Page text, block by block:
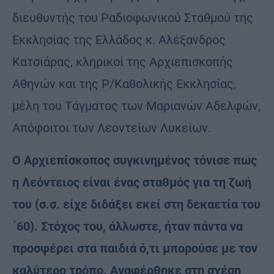
διευθυντής του Ραδιοφωνικού Σταθμού της
Εκκλησίας της Ελλάδος κ. Αλέξανδρος
Κατσιάρας, κληρικοί της Αρχιεπισκοπής
Αθηνών και της Ρ/Καθολικής Εκκλησίας,
μέλη του Τάγματος των Μαριανών Αδελφών,
Απόφοιτοι των Λεοντείων Λυκείων.
Ο Αρχιεπίσκοπος συγκινημένος τόνισε πως
η Λεόντειος είναι ένας σταθμός για τη ζωή
του (σ.σ. είχε διδάξει εκεί στη δεκαετία του
΄60). Στόχος του, άλλωστε, ήταν πάντα να
προσφέρει στα παιδιά ό,τι μπορούσε με τον
καλύτερο τρόπο. Αναφέρθηκε στη σχέση